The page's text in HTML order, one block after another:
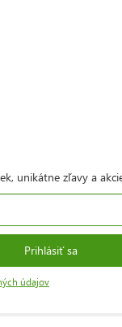
unikátne zľavy a
Prihlásiť sa
údajov